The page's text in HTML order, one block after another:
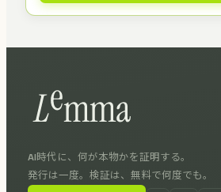
AI時代に、何が本物かを証明する。
発行は一度。検証は、無料で何度でも。